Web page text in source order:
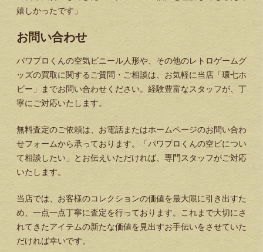
嬉しかったです」
お問い合わせ
パワプロくんの空気ビニール人形や、その他のレトロゲームグ
ッズの買取に関するご質問・ご相談は、お気軽に当店「環七ホ
ビー」までお問い合わせください。経験豊富なスタッフが、丁
寧にご対応いたします。
無料査定のご依頼は、お電話またはホームページのお問い合わ
せフォームから承っております。「パワプロくんの空ビについ
て相談したい」とお伝えいただければ、専門スタッフがご対応
いたします。
当店では、お客様のコレクションの価値を最大限に引き出すた
め、一点一点丁寧に査定を行っております。これまで大切にさ
れてきたアイテムの新たな価値を見出すお手伝いをさせていた
だければ幸いです。